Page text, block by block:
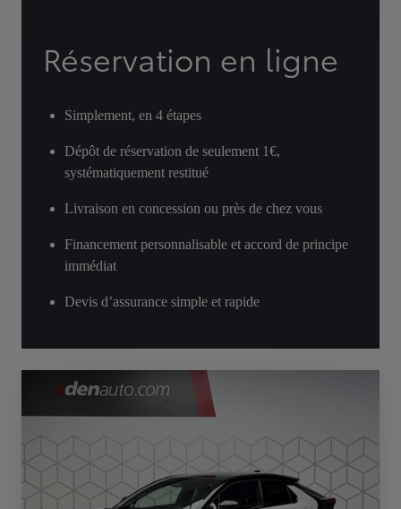
Réservation en ligne
Simplement, en 4 étapes
Dépôt de réservation de seulement 1€,
systématiquement restitué
Livraison en concession ou près de chez vous
Financement personnalisable et accord de principe
immédiat
Devis d’assurance simple et rapide